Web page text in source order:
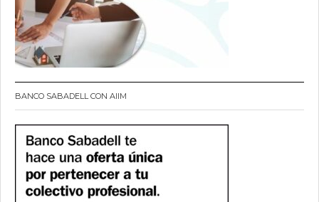
BANCO SABADELL CON AIIM